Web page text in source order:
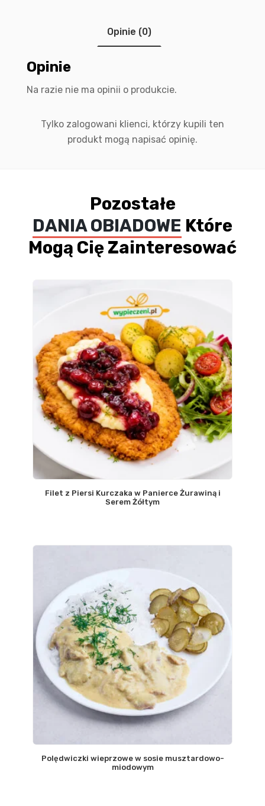
Opinie (0)
Opinie
Na razie nie ma opinii o produkcie.
Tylko zalogowani klienci, którzy kupili ten
produkt mogą napisać opinię.
Pozostałe
DANIA OBIADOWE Które
Mogą Cię Zainteresować
Filet z Piersi Kurczaka w Panierce Żurawiną i
Serem Żółtym
Polędwiczki wieprzowe w sosie musztardowo-
miodowym